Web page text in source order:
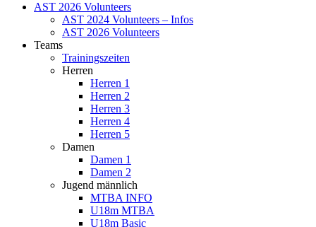
AST 2026 Volunteers
AST 2024 Volunteers – Infos
AST 2026 Volunteers
Teams
Trainingszeiten
Herren
Herren 1
Herren 2
Herren 3
Herren 4
Herren 5
Damen
Damen 1
Damen 2
Jugend männlich
MTBA INFO
U18m MTBA
U18m Basic